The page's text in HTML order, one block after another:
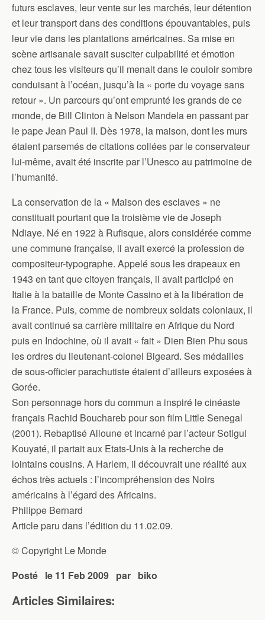
futurs esclaves, leur vente sur les marchés, leur détention
et leur transport dans des conditions épouvantables, puis
leur vie dans les plantations américaines. Sa mise en
scène artisanale savait susciter culpabilité et émotion
chez tous les visiteurs qu’il menait dans le couloir sombre
conduisant à l’océan, jusqu’à la « porte du voyage sans
retour ». Un parcours qu’ont emprunté les grands de ce
monde, de Bill Clinton à Nelson Mandela en passant par
le pape Jean Paul II. Dès 1978, la maison, dont les murs
étaient parsemés de citations collées par le conservateur
lui-même, avait été inscrite par l’Unesco au patrimoine de
l’humanité.
La conservation de la « Maison des esclaves » ne
constituait pourtant que la troisième vie de Joseph
Ndiaye. Né en 1922 à Rufisque, alors considérée comme
une commune française, il avait exercé la profession de
compositeur-typographe. Appelé sous les drapeaux en
1943 en tant que citoyen français, il avait participé en
Italie à la bataille de Monte Cassino et à la libération de
la France. Puis, comme de nombreux soldats coloniaux, il
avait continué sa carrière militaire en Afrique du Nord
puis en Indochine, où il avait « fait » Dien Bien Phu sous
les ordres du lieutenant-colonel Bigeard. Ses médailles
de sous-officier parachutiste étaient d’ailleurs exposées à
Gorée.
Son personnage hors du commun a inspiré le cinéaste
français Rachid Bouchareb pour son film Little Senegal
(2001). Rebaptisé Alloune et incarné par l’acteur Sotigui
Kouyaté, il partait aux Etats-Unis à la recherche de
lointains cousins. A Harlem, il découvrait une réalité aux
échos très actuels : l’incompréhension des Noirs
américains à l’égard des Africains.
Philippe Bernard
Article paru dans l’édition du 11.02.09.
© Copyright Le Monde
Posté le 11 Feb 2009 par biko
Articles Similaires: